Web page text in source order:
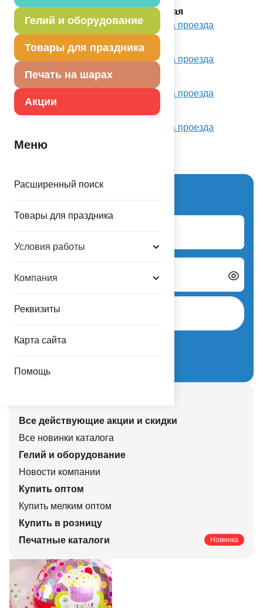
Гелий и оборудование
Товары для праздника
Печать на шарах
Акции
Меню
Расширенный поиск
Товары для праздника
Условия работы
Компания
Реквизиты
Карта сайта
Помощь
Весёлая Затея Комсомольская
Контакты, часы работы и схема проезда
Весёлая Затея Нагатинская
Контакты, часы работы и схема проезда
Весёлая Затея Фудсити
Контакты, часы работы и схема проезда
Весёлая Затея на Садоводе
Контакты, часы работы и схема проезда
Вход для партнеров
Пароль
Забыли пароль?
Все действующие акции и скидки
Все новинки каталога
Гелий и оборудование
Новости компании
Купить оптом
Купить мелким оптом
Купить в розницу
Печатные каталоги
Новинка